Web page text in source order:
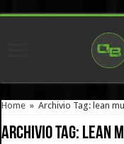
Home » Archivio Tag: lean
Archivio Tag: lean